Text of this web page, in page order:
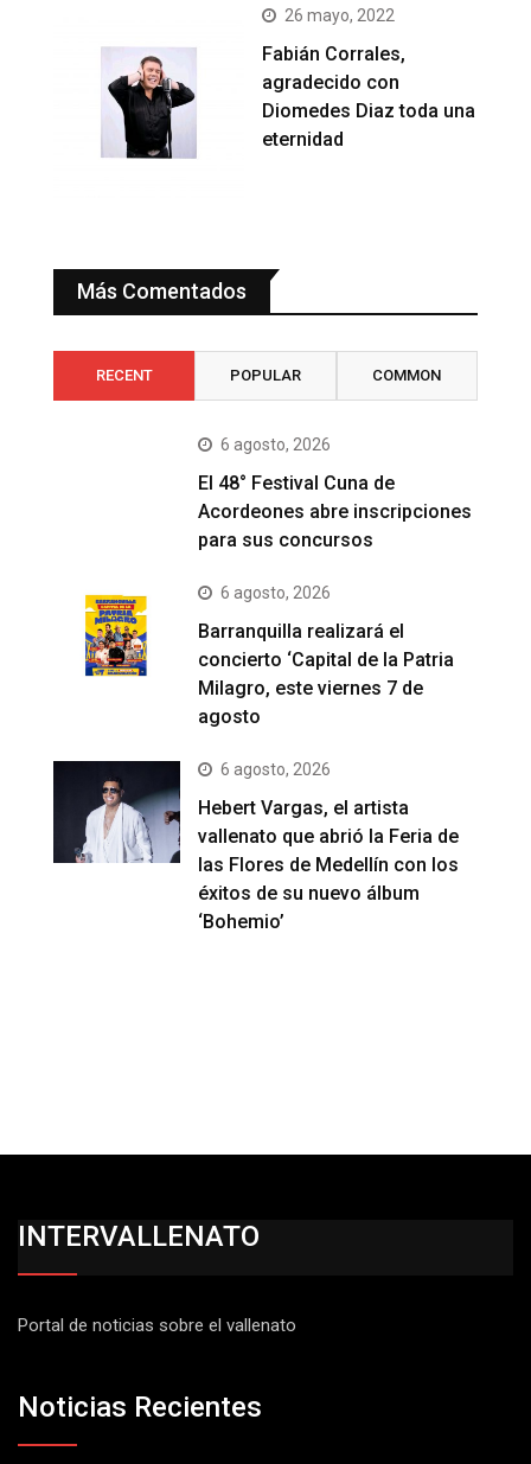
26 mayo, 2022
Fabián Corrales,
agradecido con
Diomedes Diaz toda una
eternidad
Más Comentados
RECENT POPULAR COMMON
6 agosto, 2026
El 48° Festival Cuna de
Acordeones abre inscripciones
para sus concursos
6 agosto, 2026
Barranquilla realizará el
concierto ‘Capital de la Patria
Milagro, este viernes 7 de
agosto
6 agosto, 2026
Hebert Vargas, el artista
vallenato que abrió la Feria de
las Flores de Medellín con los
éxitos de su nuevo álbum
‘Bohemio’
INTERVALLENATO
Portal de noticias sobre el vallenato
Noticias Recientes